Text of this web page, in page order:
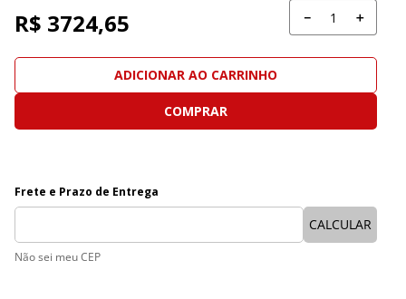
R$ 3724,65
＋
－
ADICIONAR AO CARRINHO
COMPRAR
Não sei meu CEP